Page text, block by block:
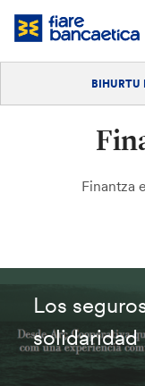
Pasatu
edukia
Bihurtu bezero
BIHURTU
Finantza
Los
solidaridad